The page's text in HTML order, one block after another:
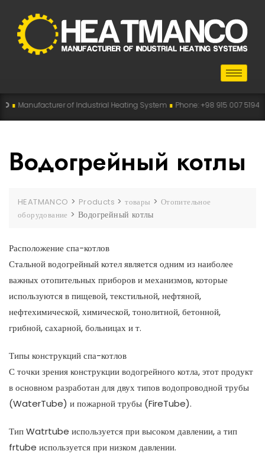
of Industrial Heating System∎ Phone: +98 915 007 5194 , +98 915
Водогрейный котлы
HEATMANCO > Products >товары > Отопительное
оборудование >Водогрейный котлы
Расположение спа-котлов
Стальной водогрейный котел является одним из наиболее
важных отопительных приборов и механизмов, которые
используются в пищевой, текстильной, нефтяной,
нефтехимической, химической, тонолитной, бетонной,
грибной, сахарной, больницах и т.
Типы конструкций спа-котлов
С точки зрения конструкции водогрейного котла, этот продукт
в основном разработан для двух типов водопроводной трубы
(WaterTube) и пожарной трубы (FireTube).
Тип Watrtube используется при высоком давлении, а тип
frtube используется при низком давлении.